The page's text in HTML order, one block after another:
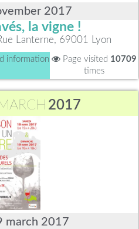
2017
la vigne !
Lanterne, 69001 Lyon
information Page visited 10709
times
MARCH 2017
march 2017